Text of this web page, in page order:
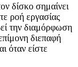
δίσκο σημαίνει
ροή εργασίας
την διαμόρφωση
διεπαφή
όταν είστε